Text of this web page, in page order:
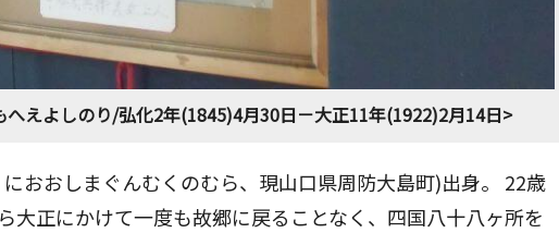
へえよしのり/弘化2年(1845)4月30日－大正11年(1922)2月14日>
おおしまぐんむくのむら、現山口県周防大島町)出身。 22歳
大正にかけて一度も故郷に戻ることなく、四国八十八ヶ所を